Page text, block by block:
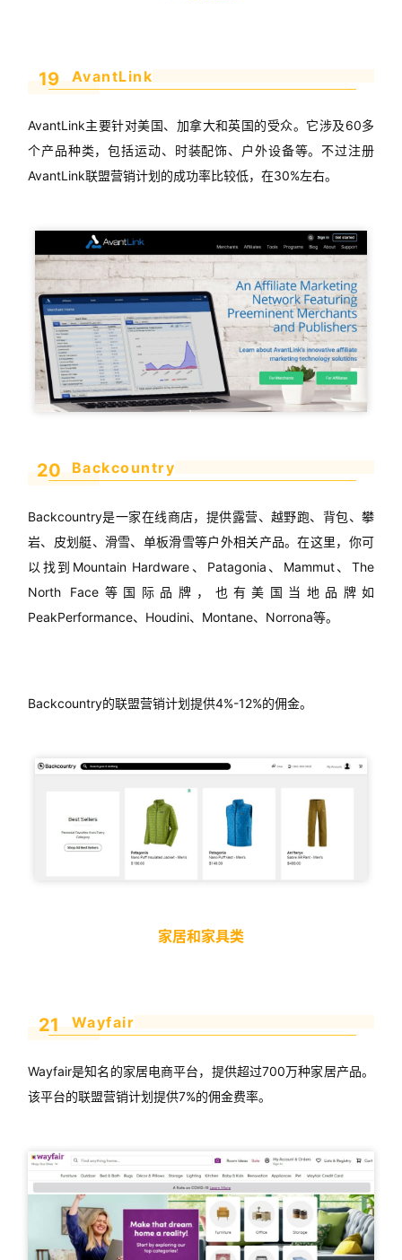
19 AvantLink
AvantLink主要针对美国、加拿大和英国的受众。它涉及60多
个产品种类，包括运动、时装配饰、户外设备等。不过注册
AvantLink联盟营销计划的成功率比较低，在30%左右。
20 Backcountry
Backcountry是一家在线商店，提供露营、越野跑、背包、攀
岩、皮划艇、滑雪、单板滑雪等户外相关产品。在这里，你可
以找到Mountain Hardware、Patagonia、Mammut、The
North Face等国际品牌，也有美国当地品牌如
PeakPerformance、Houdini、Montane、Norrona等。
Backcountry的联盟营销计划提供4%-12%的佣金。
家居和家具类
21 Wayfair
Wayfair是知名的家居电商平台，提供超过700万种家居产品。
该平台的联盟营销计划提供7%的佣金费率。